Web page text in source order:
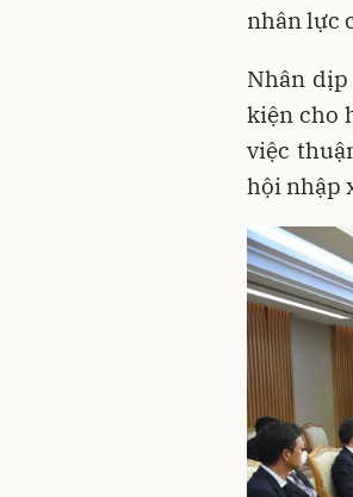
nhân lực
Nhân
kiện cho
việc
hội nhập